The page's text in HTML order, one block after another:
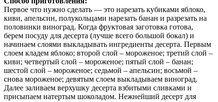
Первое что нужно сделать — это нарезать кубиками яблоко,
киви, апельсин, полукольцами нарезать банан и разрезать на
половинки виноград. Когда фруктовая заготовка готова,
берем посуду для десерта (лучше всего большой бокал) и
начинаем слоями выкладывать ингредиенты десерта. Первым
слоем кладем яблоко; второй слой – мороженое; третий слой –
киви; четвертый слой – мороженое; пятый слой – банан;
шестой слой – мороженое; седьмой – апельсин; восьмой –
снова мороженое; девятым слоем выкладываем виноград.
Далее заливаем верхушку десерта взбитыми сливками и
присыпаем натертым шоколадом. Нежнейший десерт для